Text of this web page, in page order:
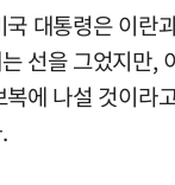
대통령은 이란
선을 그었지만,
에 나설 것이라